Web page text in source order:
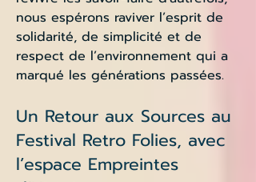
nous espérons raviver l’esprit de
solidarité, de simplicité et de
respect de l’environnement qui a
marqué les générations passées.
Un Retour aux Sources au
Festival Retro Folies, avec
l’espace Empreintes